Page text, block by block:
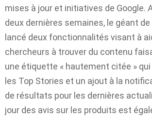
mises à jour et initiatives de Google.
deux dernières semaines, le géant
lancé deux fonctionnalités visant à
chercheurs à trouver du contenu
une étiquette « hautement citée »
les Top Stories et un ajout à la
de résultats pour les dernières
jour des avis sur les produits est